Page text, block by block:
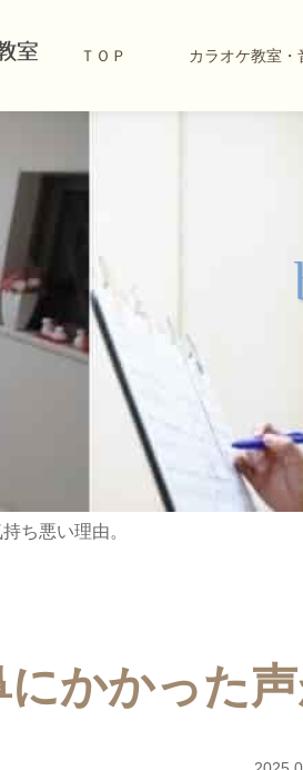
ＴＯＰ カラオケ教室・
ち悪い理由。
にかかった声